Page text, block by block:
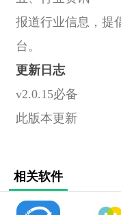
报道行业信息，提
台。
更新日志
v2.0.15必备
此版本更新
相关软件